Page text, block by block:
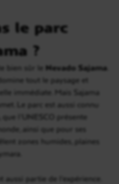
le parc
?
bien sûr le Nevado Sajama
tout le paysage et
immédiate. Mais Sajama
Le parc est aussi connu
, que l’UNESCO présente
ainsi que pour ses
zones humides, plaines
aussi partie de l’expérience.